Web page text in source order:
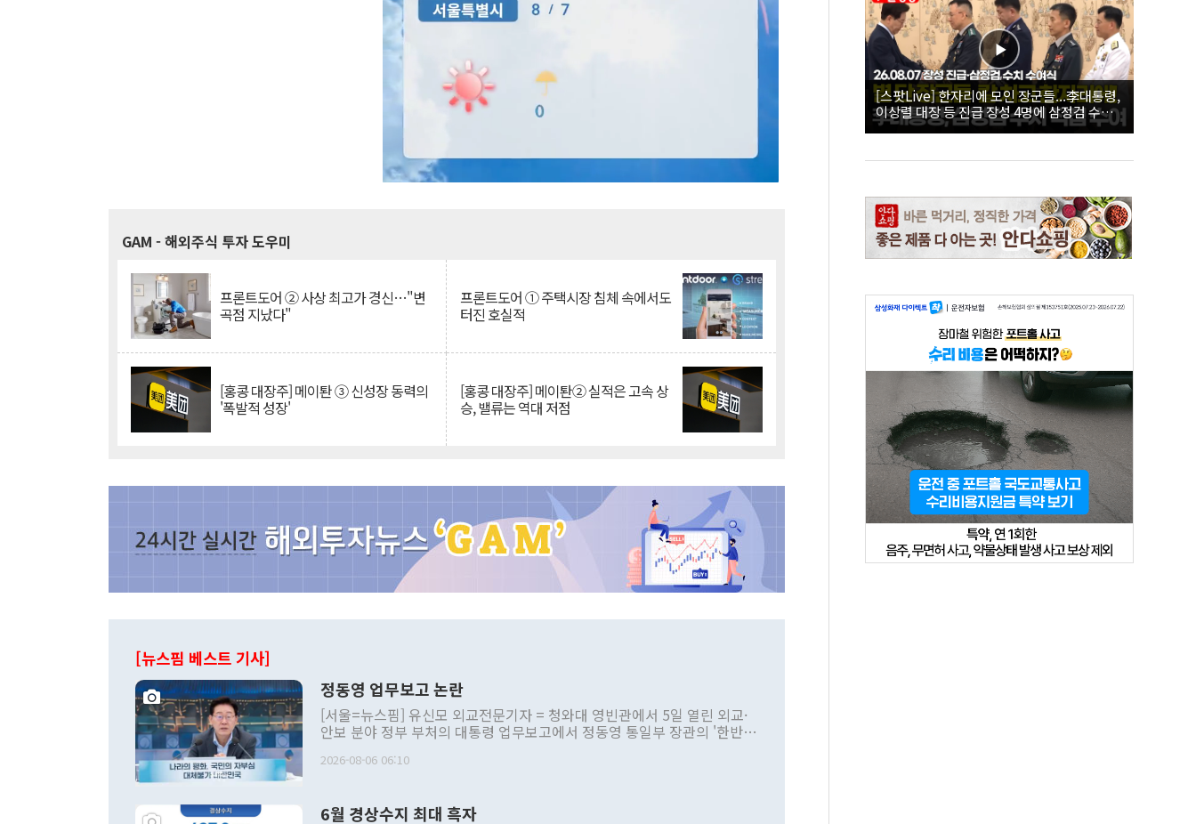
GAM - 해외주식 투자 도우미
프론트도어 ② 사상 최고가 경신…"변
곡점 지났다"
프론트도어 ① 주택시장 침체 속에서도
터진 호실적
[홍콩 대장주] 메이퇀 ③ 신성장 동력의
'폭발적 성장'
[홍콩 대장주] 메이퇀② 실적은 고속 상
승, 밸류는 역대 저점
[뉴스핌 베스트 기사]
정동영 업무보고 논란
[서울=뉴스핌] 유신모 외교전문기자 = 청와대 영빈관에서 5일 열린 외교·
안보 분야 정부 부처의 대통령 업무보고에서 정동영 통일부 장관의 '한반도
발언 중에는 정부 내 조율을 거치지 않은 사안을 정책으로 추진하겠다고 공
주의적 희망에 근거한 비현실적 구상'이라는 비판을 내놨다. 그동안 정 장
2026-08-06 06:10
6월 경상수지 최대 흑자
[스팟Live] 한자리에 모인 장군들...李대통령,
이상렬 대장 등 진급 장성 4명에 삼정검 수치
직접 수여｜26.08.07 장성 진급·삼정검 수치